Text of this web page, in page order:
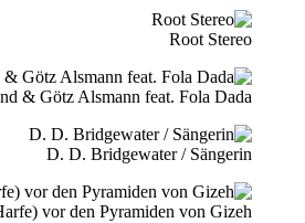
Root Stereo
& Götz Alsmann feat. Fola Dada
D. D. Bridgewater / Sängerin
vor den Pyramiden von Gizeh